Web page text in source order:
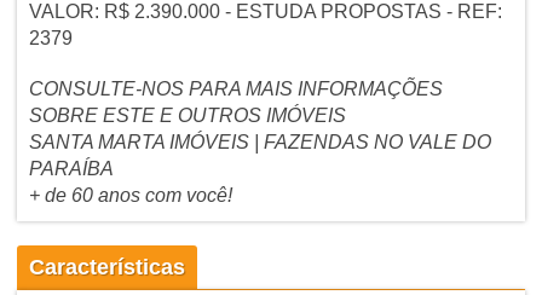
VALOR: R$ 2.390.000 - ESTUDA PROPOSTAS - REF:
2379
CONSULTE-NOS PARA MAIS INFORMAÇÕES
SOBRE ESTE E OUTROS IMÓVEIS
SANTA MARTA IMÓVEIS | FAZENDAS NO VALE DO
PARAÍBA
+ de 60 anos com você!
Características